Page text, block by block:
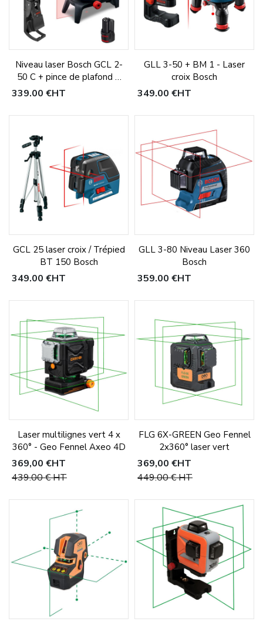
Niveau laser Bosch GCL 2-
50 C + pince de plafond +
batterie Li-Ion 12V
339,00 €HT
GLL 3-50 + BM 1 - Laser
croix Bosch
349,00 €HT
GCL 25 laser croix / Trépied
BT 150 Bosch
349,00 €HT
GLL 3-80 Niveau Laser 360
Bosch
359,00 €HT
Laser multilignes vert 4 x
360° - Geo Fennel Axeo 4D
369,00 €HT
439,00 €HT
FLG 6X-GREEN Geo Fennel
2x360° laser vert
369,00 €HT
449,00 €HT